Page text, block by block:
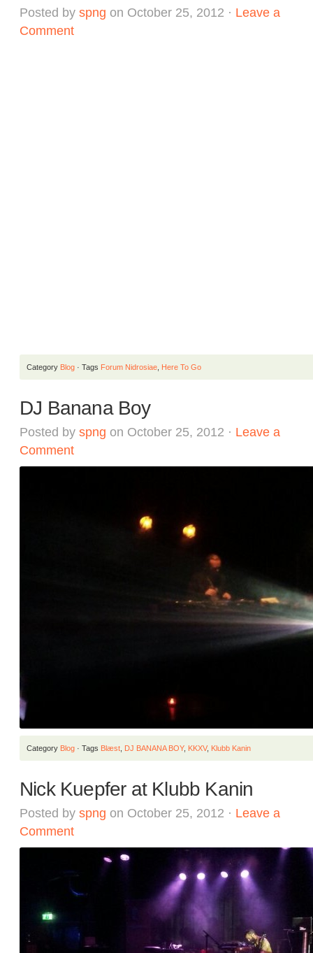
Posted by spng on October 25, 2012 · Leave a
Comment
Category Blog · Tags Forum Nidrosiae Here To Go
DJ Banana Boy
Posted by spng on October 25, 2012 · Leave a
Comment
Category Blog · Tags Blæst DJ BANANA BOY, KKXV, Klubb Kanin
Nick Kuepfer at Klubb Kanin
Posted by spng on October 25, 2012 · Leave a
Comment